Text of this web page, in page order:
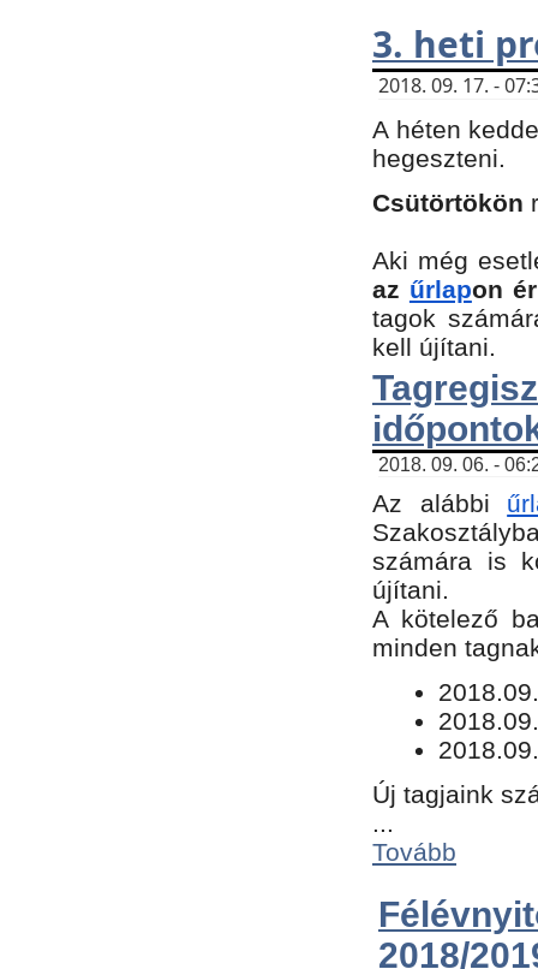
3. heti
2018. 09. 17. -
A héten
hegeszteni.
Csütörtökön
Aki még
az űrlapon
tagok
kell újítani.
2018. 09. 06. -
Az alábbi
számára is
újítani.
​A kötelező
minden
Új tagjaink
...
Tovább
2018/